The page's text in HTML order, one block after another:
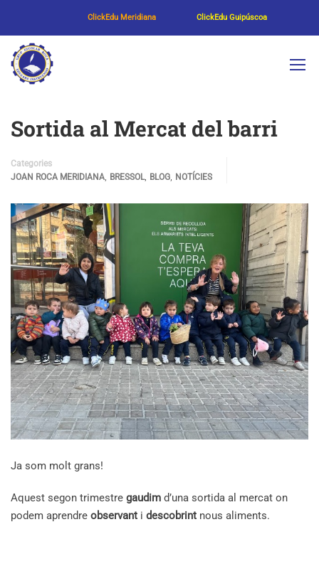
ClickEdu Meridiana ClickEdu Guipúscoa
Sortida al Mercat del barri
Categories
JOAN ROCA MERIDIANA, BRESSOL, BLOG, NOTÍCIES
Ja som molt grans!
Aquest segon trimestre gaudim d’una sortida al mercat on
podem aprendre observant i descobrint nous aliments.